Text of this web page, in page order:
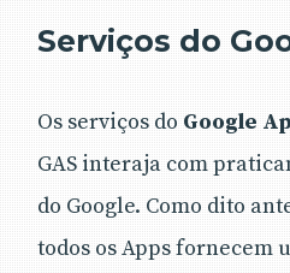
Serviços do
Os serviços do Google
GAS interaja com
do Google. Como dito
todos os Apps fornecem